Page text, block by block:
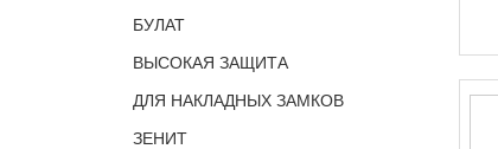
БУЛАТ
ВЫСОКАЯ ЗАЩИТА
ДЛЯ НАКЛАДНЫХ ЗАМКОВ
ЗЕНИТ